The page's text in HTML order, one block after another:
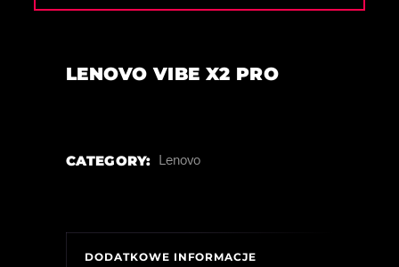
LENOVO VIBE X2 PRO
CATEGORY: Lenovo
DODATKOWE INFORMACJE